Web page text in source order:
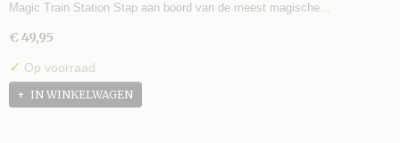
Magic Train Station Stap aan boord van de meest magische…
€ 49,95
✓ Op voorraad
IN WINKELWAGEN